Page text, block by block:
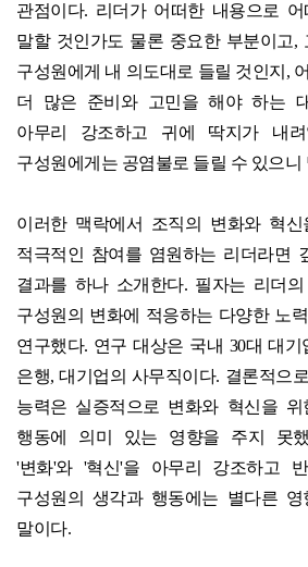
관점이다. 리더가 어떠한 내용으로
말할 것인가도 물론 중요한 부분이고,
구성원에게 내 의도대로 들릴 것인지,
더 많은 준비와 고민을 해야 하는
아무리 강조하고 귀에 딱지가 내려
구성원에게는 공염불로 들릴 수 있으니
이러한 맥락에서 조직의 변화와 혁신
적극적인 참여를 염원하는 리더라면
결과를 하나 소개한다. 필자는 리더
구성원의 변화에 적응하는 다양한 노
연구했다. 연구 대상은 국내 30대 대
은행, 대기업의 사무직이다. 결론적으
능력은 실증적으로 변화와 혁신을
행동에 의미 있는 영향을 주지 못
'변화'와 '혁신'을 아무리 강조하고
구성원의 생각과 행동에는 별다른
말이다.